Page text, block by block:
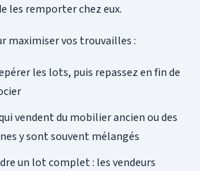
les remporter chez eux.
maximiser vos trouvailles :
les lots, puis repassez en fin de
vendent du mobilier ancien ou des
y sont souvent mélangés
un lot complet : les vendeurs